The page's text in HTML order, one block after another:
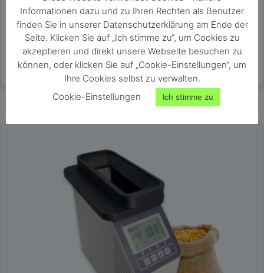
Feuchtetester für Getreide, Saaten & Hülsenfrüchte
sehr schnelle und genaue Ganzkornmessung
großer Messbereich von 0 bis 50% Wassergehalt
keine Probenvorbereitung nötig
Messung innerhalb von Sekunden
Informationen dazu und zu Ihren Rechten als Benutzer
finden Sie in unserer Datenschutzerklärung am Ende der
Seite. Klicken Sie auf „Ich stimme zu“, um Cookies zu
akzeptieren und direkt unsere Webseite besuchen zu
können, oder klicken Sie auf „Cookie-Einstellungen“, um
Ihre Cookies selbst zu verwalten.
Cookie-Einstellungen
Ich stimme zu